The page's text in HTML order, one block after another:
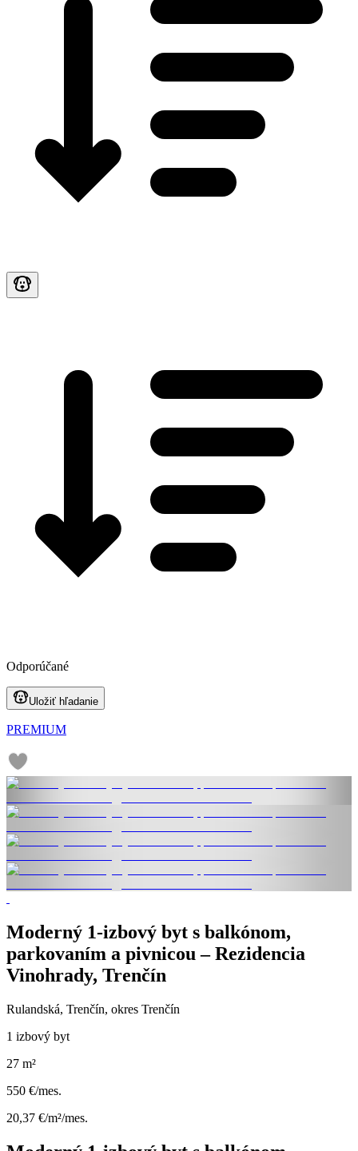
Odporúčané
Uložiť hľadanie
PREMIUM
Moderný 1-izbový byt s balkónom,
parkovaním a pivnicou – Rezidencia
Vinohrady, Trenčín
Rulandská, Trenčín, okres Trenčín
1 izbový byt
27 m²
550 €/mes.
20,37 €/m²/mes.